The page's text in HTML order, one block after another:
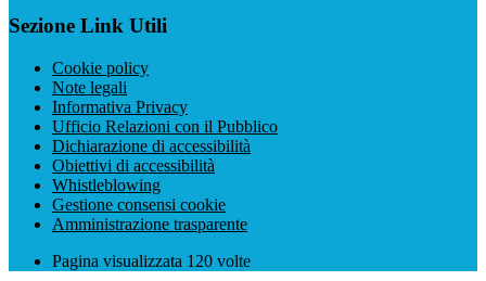
Sezione Link Utili
Cookie policy
Note legali
Informativa Privacy
Ufficio Relazioni con il Pubblico
Dichiarazione di accessibilità
Obiettivi di accessibilità
Whistleblowing
Gestione consensi cookie
Amministrazione trasparente
Pagina visualizzata 120 volte